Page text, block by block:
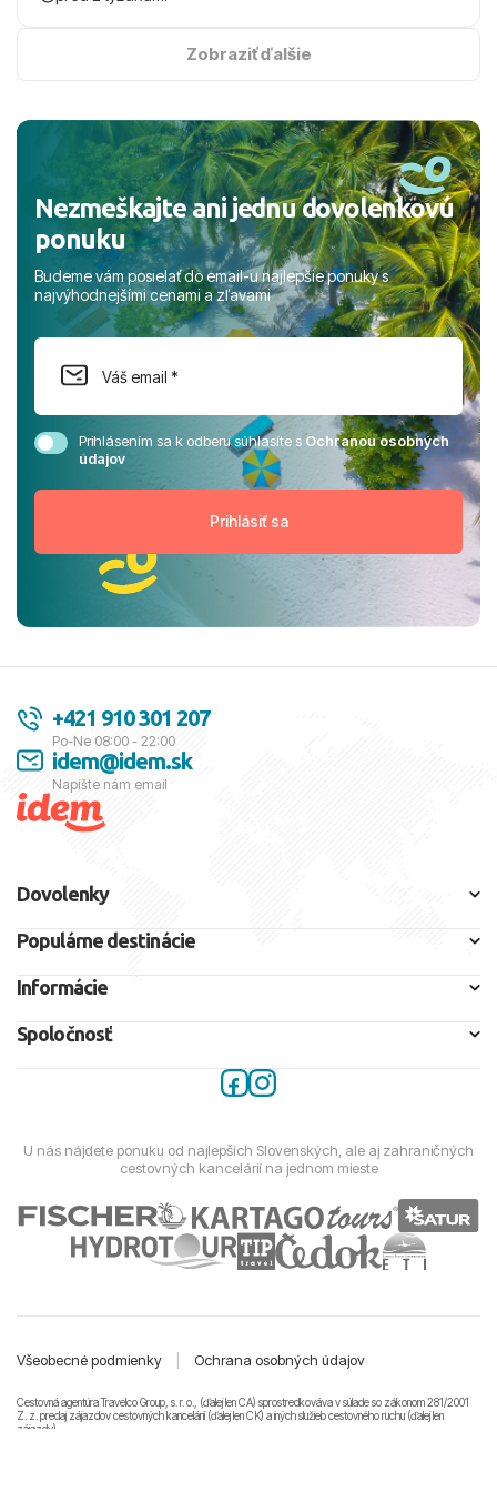
s hviezdičkou. ​Už teraz sa tešíme, kam s nami vyrazíte
Zobraziť ďalšie
Nezmeškajte ani jednu dovolenkovú
ponuku
Budeme vám posielať do email-u najlepšie ponuky s
najvýhodnejšími cenami a zľavami
Prihlásením sa k odberu súhlasíte sOchranou osobných
údajov
+421 910 301 207
Po-Ne 08:00 - 22:00
idem@idem.sk
Napíšte nám email
Dovolenky
Populárne destinácie
Informácie
Spoločnosť
U nás nájdete ponuku od najlepších Slovenských, ale aj zahraničných
cestovných kancelárií na jednom mieste
Všeobecné podmienky Ochrana osobných údajov
Cestovná agentúra Travelco Group, s. r. o., (ďalej len CA) sprostredkováva v súlade so zákonom 281/2001
Z. z. predaj zájazdov cestovných kancelárii (ďalej len CK) a iných služieb cestovného ruchu (ďalej len
zájazdy).